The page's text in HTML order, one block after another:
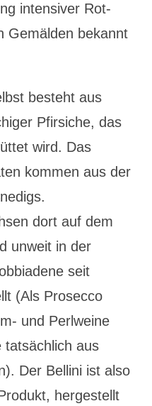
intensiver Rot-
Gemälden bekannt
besteht aus
Pfirsiche, das
wird. Das
kommen aus der
dort auf dem
unweit in der
seit
(Als Prosecco
und Perlweine
tatsächlich aus
Der Bellini ist also
hergestellt